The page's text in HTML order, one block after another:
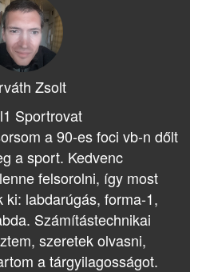
Zsolt
Sportrovat
a 90-es foci vb-n dőlt
a sport. Kedvenc
felsorolni, így most
labdarúgás, forma-1,
Számítástechnikai
szeretek olvasni,
a tárgyilagosságot.